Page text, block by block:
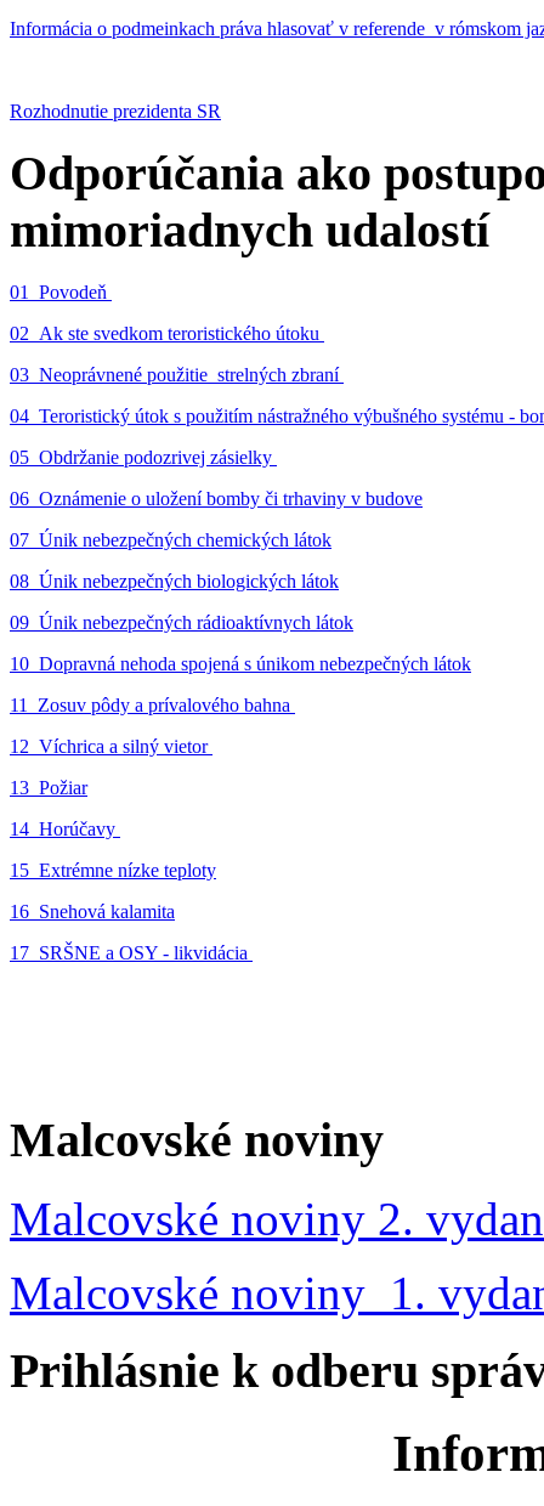
Informácia o podmeinkach práva hlasovať v referende v rómskom
Rozhodnutie prezidenta SR
Odporúčania ako
mimoriadnych udalostí
01_Povodeň
02_Ak ste svedkom teroristického útoku
03_Neoprávnené použitie strelných zbraní
04_Teroristický útok s použitím nástražného výbušného systému -
05_Obdržanie podozrivej zásielky
06_Oznámenie o uložení bomby či trhaviny v budove
07_Únik nebezpečných chemických látok
08_Únik nebezpečných biologických látok
09_Únik nebezpečných rádioaktívnych látok
10_Dopravná nehoda spojená s únikom nebezpečných látok
11_Zosuv pôdy a prívalového bahna
12_Víchrica a silný vietor
13_Požiar
14_Horúčavy
15_Extrémne nízke teploty
16_Snehová kalamita
17_SRŠNE a OSY - likvidácia
Malcovské noviny
Malcovské noviny 2.
Malcovské noviny 1.
Prihlásnie k odberu